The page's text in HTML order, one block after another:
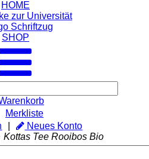
HOME
SHOP
Merkliste
Neues Konto
Kottas Tee Rooibos Bio